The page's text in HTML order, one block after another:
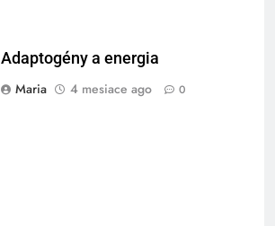
Adaptogény a energia
Maria
4 mesiace ago 0